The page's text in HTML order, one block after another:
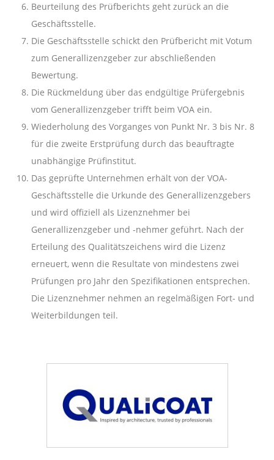
Beurteilung des Prüfberichts geht zurück an die
Geschäftsstelle.
Die Geschäftsstelle schickt den Prüfbericht mit Votum
zum Generallizenzgeber zur abschließenden
Bewertung.
Die Rückmeldung über das endgültige Prüfergebnis
vom Generallizenzgeber trifft beim VOA ein.
Wiederholung des Vorganges von Punkt Nr. 3 bis Nr. 8
für die zweite Erstprüfung durch das beauftragte
unabhängige Prüfinstitut.
Das geprüfte Unternehmen erhält von der VOA-
Geschäftsstelle die Urkunde des Generallizenzgebers
und wird offiziell als Lizenznehmer bei
Generallizenzgeber und -nehmer geführt. Nach der
Erteilung des Qualitätszeichens wird die Lizenz
erneuert, wenn die Resultate von mindestens zwei
Prüfungen pro Jahr den Spezifikationen entsprechen.
Die Lizenznehmer nehmen an regelmäßigen Fort- und
Weiterbildungen teil.